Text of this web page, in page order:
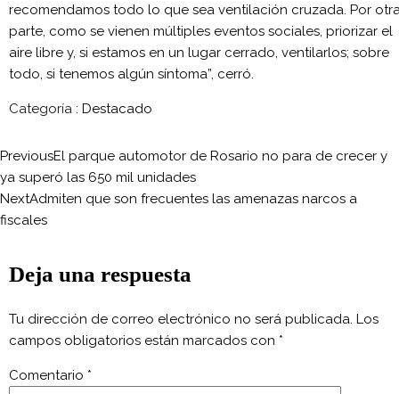
recomendamos todo lo que sea ventilación cruzada. Por
parte, como se vienen múltiples eventos sociales, priorizar el
aire libre y, si estamos en un lugar cerrado, ventilarlos; sobre
todo, si tenemos algún síntoma”, cerró.
Categoría : Destacado
PreviousEl parque automotor de Rosario no para de crecer y
ya superó las 650 mil unidades
NextAdmiten que son frecuentes las amenazas narcos a
fiscales
Deja una respuesta
Tu dirección de correo electrónico no será publicada. Los
campos obligatorios están marcados con *
Comentario *